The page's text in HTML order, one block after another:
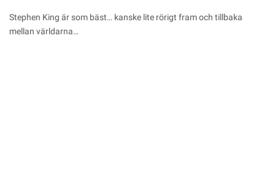
(Opens
in
new
(Opens
in
new
Stephen King är som bäst… kanske lite rörigt fram och tillbaka
mellan världarna…